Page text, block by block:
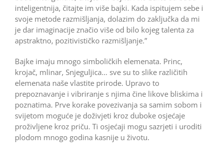
inteligentnija, čitajte im više bajki. Kada ispitujem sebe i
svoje metode razmišljanja, dolazim do zaključka da mi
je dar imaginacije značio više od bilo kojeg talenta za
apstraktno, pozitivističko razmišljanje.”
Bajke imaju mnogo simboličkih elemenata. Princ,
krojač, mlinar, Snjeguljica… sve su to slike različitih
elemenata naše vlastite prirode. Upravo to
prepoznavanje i vibriranje s njima čine likove bliskima i
poznatima. Prve korake povezivanja sa samim sobom i
svijetom moguće je doživjeti kroz duboke osjećaje
proživljene kroz priču. Ti osjećaji mogu sazrjeti i uroditi
plodom mnogo godina kasnije u životu.